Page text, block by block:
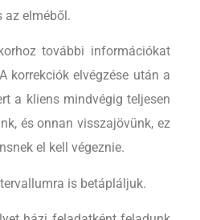
az elméből.
további információkat
korrekciók elvégzése után a
a kliens mindvégig teljesen
és onnan visszajövünk, ez
el kell végeznie.
is betápláljuk.